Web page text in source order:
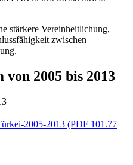
stärkere Vereinheitlichung,
zwischen
von 2005 bis 2013
2005-2013 (PDF 101.77